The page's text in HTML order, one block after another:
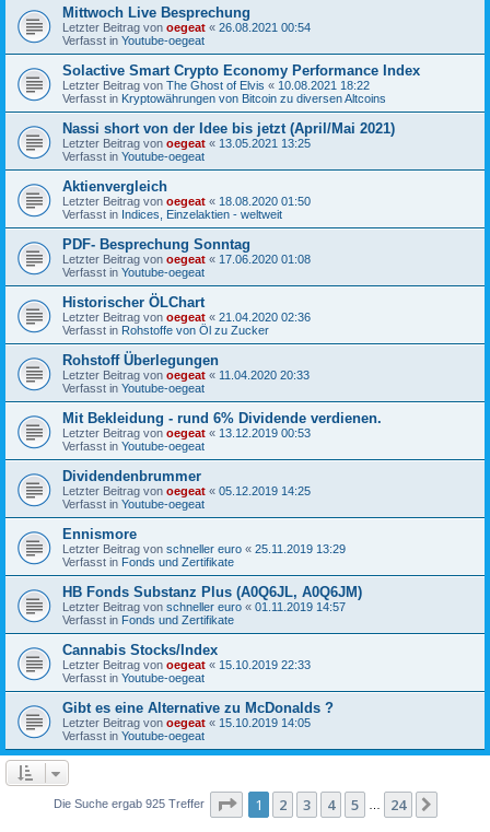
Mittwoch Live Besprechung
Letzter Beitrag von oegeat « 26.08.2021 00:54
Verfasst in Youtube-oegeat
Solactive Smart Crypto Economy Performance Index
Letzter Beitrag von The Ghost of Elvis « 10.08.2021 18:22
Verfasst in Kryptowährungen von Bitcoin zu diversen Altcoins
Nassi short von der Idee bis jetzt (April/Mai 2021)
Letzter Beitrag von oegeat « 13.05.2021 13:25
Verfasst in Youtube-oegeat
Aktienvergleich
Letzter Beitrag von oegeat « 18.08.2020 01:50
Verfasst in Indices, Einzelaktien - weltweit
PDF- Besprechung Sonntag
Letzter Beitrag von oegeat « 17.06.2020 01:08
Verfasst in Youtube-oegeat
Historischer ÖLChart
Letzter Beitrag von oegeat « 21.04.2020 02:36
Verfasst in Rohstoffe von Öl zu Zucker
Rohstoff Überlegungen
Letzter Beitrag von oegeat « 11.04.2020 20:33
Verfasst in Youtube-oegeat
Mit Bekleidung - rund 6% Dividende verdienen.
Letzter Beitrag von oegeat « 13.12.2019 00:53
Verfasst in Youtube-oegeat
Dividendenbrummer
Letzter Beitrag von oegeat « 05.12.2019 14:25
Verfasst in Youtube-oegeat
Ennismore
Letzter Beitrag von schneller euro « 25.11.2019 13:29
Verfasst in Fonds und Zertifikate
HB Fonds Substanz Plus (A0Q6JL, A0Q6JM)
Letzter Beitrag von schneller euro « 01.11.2019 14:57
Verfasst in Fonds und Zertifikate
Cannabis Stocks/Index
Letzter Beitrag von oegeat « 15.10.2019 22:33
Verfasst in Youtube-oegeat
Gibt es eine Alternative zu McDonalds ?
Letzter Beitrag von oegeat « 15.10.2019 14:05
Verfasst in Youtube-oegeat
Die Suche ergab 925 Treffer Seite 1von 24
1 2 3 4 5 24